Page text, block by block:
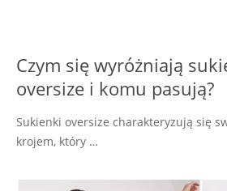
Czym się wyróżniają
oversize i komu pasują?
Sukienki oversize charakteryzują się
krojem, który …